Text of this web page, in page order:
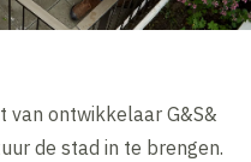
van ontwikkelaar G&S&
de stad in te brengen.